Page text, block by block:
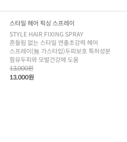
스타일 헤어 픽싱 스프레이
STYLE HAIR FIXING SPRAY
흔들림 없는 스타일 연출초강력 헤어
스프레이(無 가스타입)두피보호 특허성분
함유두피와 모발건강에 도움
13,000원
13,000원